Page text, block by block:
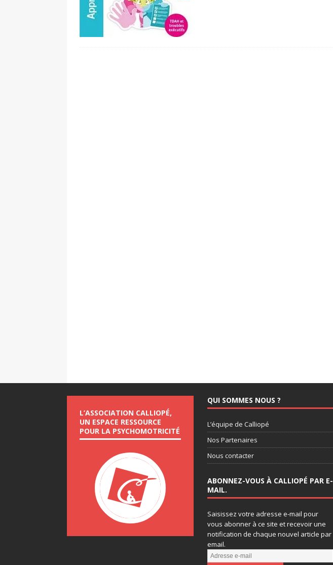
L’ASSOCIATION CALLIOPÉ,
UN ESPACE RESSOURCE
POUR LA PSYCHOMOTRICITÉ
QUI SOMMES NOUS ?
L’équipe de Calliopé
Nos Partenaires
Nous contacter
ABONNEZ-VOUS À CALLIOPÉ PAR E-
MAIL.
Saisissez votre adresse e-mail pour
vous abonner à ce site et recevoir une
notification de chaque nouvel article par
email.
A